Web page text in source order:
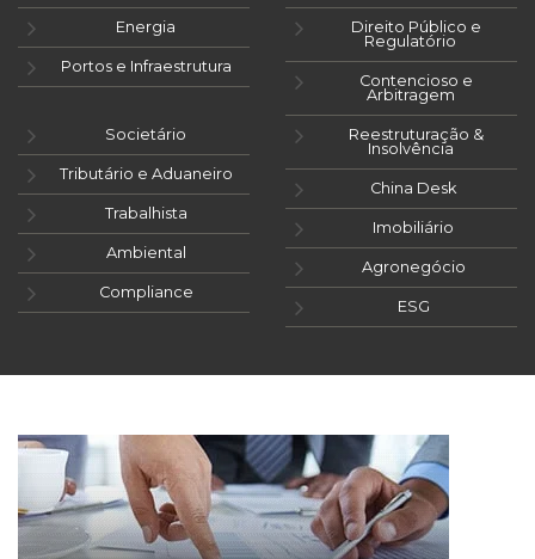
Energia
Portos e Infraestrutura
Direito Público e
Regulatório
Contencioso e
Arbitragem
Societário
Tributário e Aduaneiro
Trabalhista
Ambiental
Compliance
Reestruturação &
Insolvência
China Desk
Imobiliário
Agronegócio
ESG